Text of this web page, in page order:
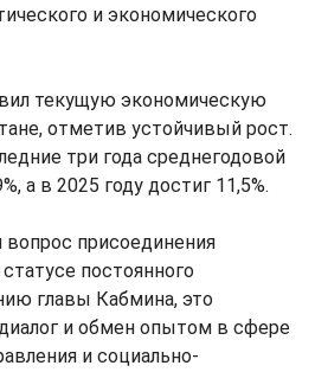
и экономического
текущую экономическую
отметив устойчивый рост.
три года среднегодовой
а в 2025 году достиг 11,5%.
присоединения
постоянного
главы Кабмина, это
и обмен опытом в сфере
и социально-